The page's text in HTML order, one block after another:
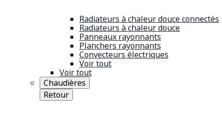
Radiateurs à chaleur douce connectés
Radiateurs à chaleur douce
Panneaux rayonnants
Planchers rayonnants
Convecteurs électriques
Voir tout
Voir tout
Chaudières
Retour